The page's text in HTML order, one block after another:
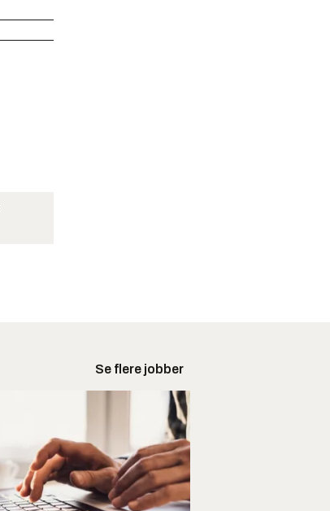
Se flere jobber